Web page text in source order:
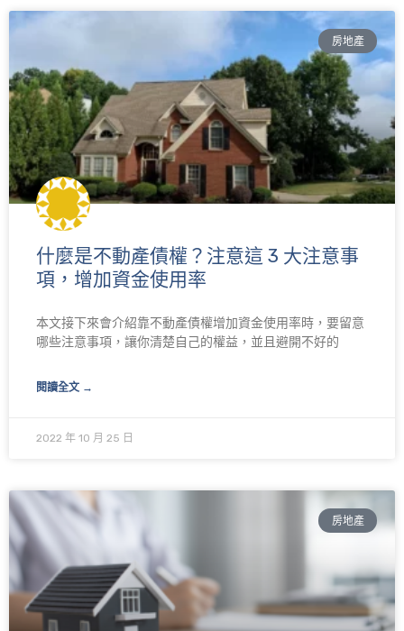
房地產
什麼是不動產債權？注意這 3 大注意事
項，增加資金使用率
本文接下來會介紹靠不動產債權增加資金使用率時，要留意
哪些注意事項，讓你清楚自己的權益，並且避開不好的
閱讀全文 →
2022 年 10 月 25 日
房地產